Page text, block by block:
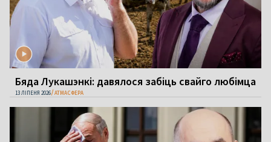
Бяда Лукашэнкі: давялося забіць свайго любімца
13 ЛІПЕНЯ 2026 АТМАСФЕРА